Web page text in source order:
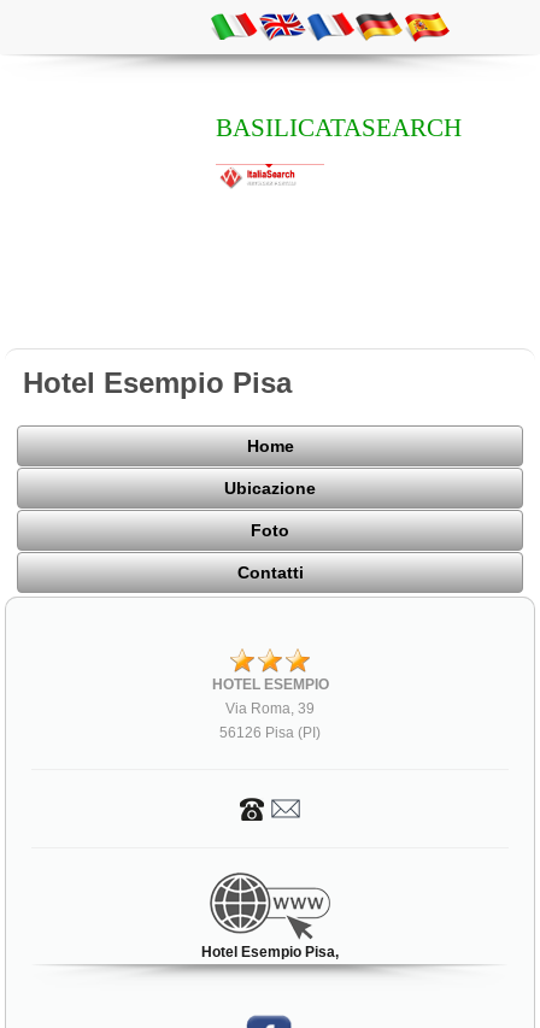
BASILICATASEARCH
Hotel Esempio Pisa
Home
Ubicazione
Foto
Contatti
HOTEL ESEMPIO
Via Roma, 39
56126 Pisa (PI)
Hotel Esempio Pisa,